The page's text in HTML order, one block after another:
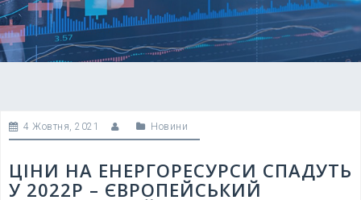
4 Жовтня, 2021 Новини
ЦІНИ НА ЕНЕРГОРЕСУРСИ СПАДУТЬ
У 2022Р – ЄВРОПЕЙСЬКИЙ